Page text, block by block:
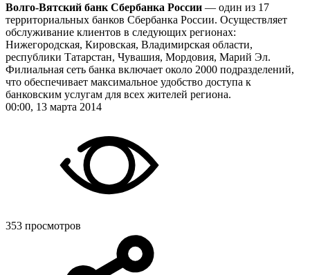
Волго-Вятский банк Сбербанка России — один из 17
территориальных банков Сбербанка России. Осуществляет
обслуживание клиентов в следующих регионах:
Нижегородская, Кировская, Владимирская области,
республики Татарстан, Чувашия, Мордовия, Марий Эл.
Филиальная сеть банка включает около 2000 подразделений,
что обеспечивает максимальное удобство доступа к
банковским услугам для всех жителей региона.
00:00, 13 марта 2014
353 просмотров